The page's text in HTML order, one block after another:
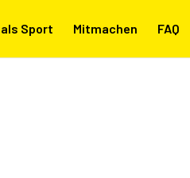
als Sport Mitmachen FAQ